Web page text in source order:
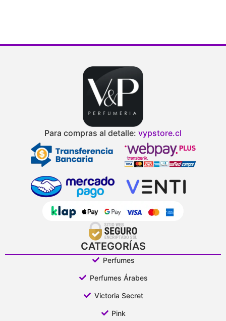
Para compras al detalle: vypstore.cl
CATEGORÍAS
Perfumes
Perfumes Árabes
Victoria Secret
Pink